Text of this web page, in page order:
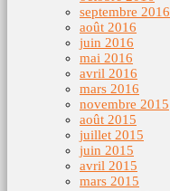
septembre 2016
août 2016
juin 2016
mai 2016
avril 2016
mars 2016
novembre 2015
août 2015
juillet 2015
juin 2015
avril 2015
mars 2015